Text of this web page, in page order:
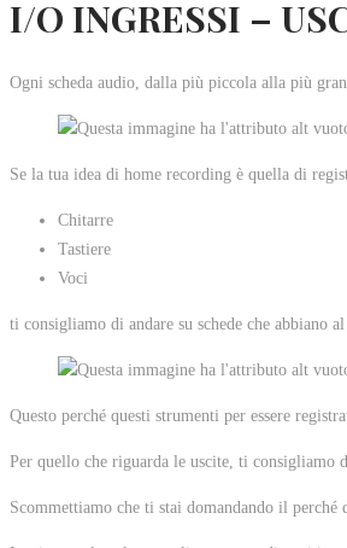
I/O INGRESSI –
Ogni scheda audio, dalla più piccola alla più
Se la tua idea di home recording è quella di
Chitarre
Tastiere
Voci
ti consigliamo di andare su schede che abbiano al
Questo perché questi strumenti per essere
Per quello che riguarda le uscite, ti consigliamo
Scommettiamo che ti stai domandando il perché